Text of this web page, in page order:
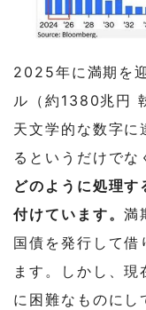
2025年に満期を
ル（約1380兆円
天文学的な数字に
るというだけでな
どのように処理す
付けています。満
国債を発行して借
ます。しかし、
に困難なものにし